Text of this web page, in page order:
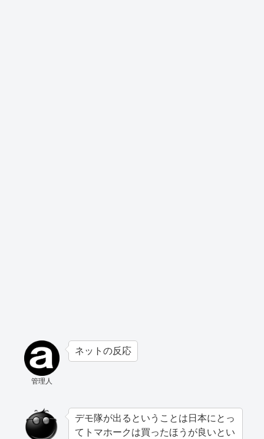
管理人
ネットの反応
デモ隊が出るということは日本にとっ
てトマホークは買ったほうが良いとい